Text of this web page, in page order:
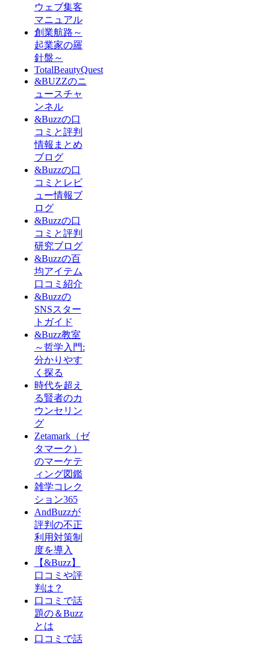
ウェブ集客
マニュアル
創業航路～
起業家の羅
針盤～
TotalBeautyQuest
&BUZZのニ
ュースチャ
ンネル
&Buzzの口
コミと評判
情報まとめ
ブログ
&Buzzの口
コミとレビ
ュー情報ブ
ログ
&Buzzの口
コミと評判
研究ブログ
&Buzzの百
均アイテム
口コミ紹介
&Buzzの
SNSスター
トガイド
&Buzz教室
～哲学入門:
分かりやす
く探る
時代を超え
る賢者のカ
ウンセリン
グ
Zetamark（ゼ
タマーク）
のマーケテ
ィング図鑑
雑学コレク
ション365
AndBuzzが
評判の不正
利用対策制
度を導入
【&Buzz】
口コミや評
判は？
口コミで話
題の＆Buzz
とは
口コミで話